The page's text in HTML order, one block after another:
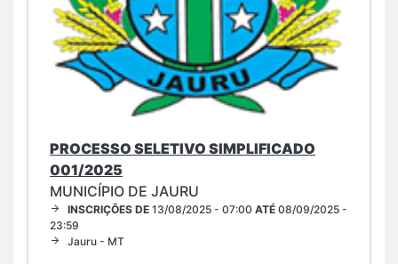
PROCESSO SELETIVO SIMPLIFICADO
001/2025
MUNICÍPIO DE JAURU
INSCRIÇÕES DE 13/08/2025 - 07:00 ATÉ 08/09/2025 -
23:59
Jauru - MT